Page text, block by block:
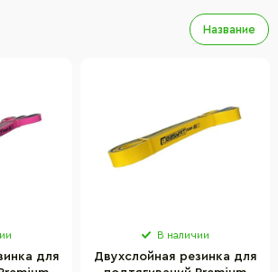
Название
для
В наличии
Двухслойная резинка для